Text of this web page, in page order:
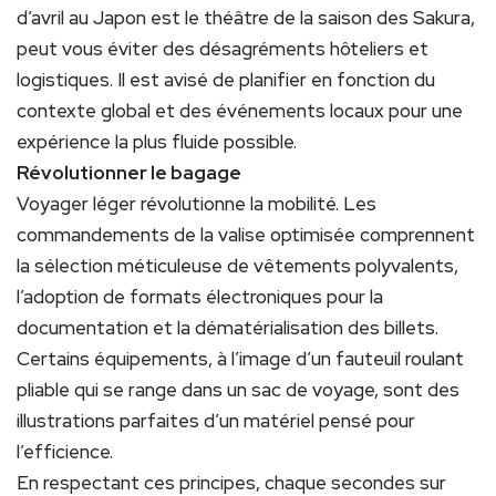
d’avril au Japon est le théâtre de la saison des Sakura,
peut vous éviter des désagréments hôteliers et
logistiques. Il est avisé de planifier en fonction du
contexte global et des événements locaux pour une
expérience la plus fluide possible.
Révolutionner le bagage
Voyager léger révolutionne la mobilité. Les
commandements de la valise optimisée comprennent
la sélection méticuleuse de vêtements polyvalents,
l’adoption de formats électroniques pour la
documentation et la dématérialisation des billets.
Certains équipements, à l’image d’un fauteuil roulant
pliable qui se range dans un sac de voyage, sont des
illustrations parfaites d’un matériel pensé pour
l’efficience.
En respectant ces principes, chaque secondes sur